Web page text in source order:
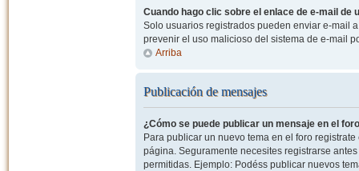
Cuando hago clic sobre el enlace de e-mail de
Solo usuarios registrados pueden enviar e-mail
prevenir el uso malicioso del sistema de e-mail
Arriba
Publicación de mensajes
¿Cómo se puede publicar un mensaje en el
Para publicar un nuevo tema en el foro
página. Seguramente necesites registrarse
permitidas. Ejemplo: Podéss publicar nuevos